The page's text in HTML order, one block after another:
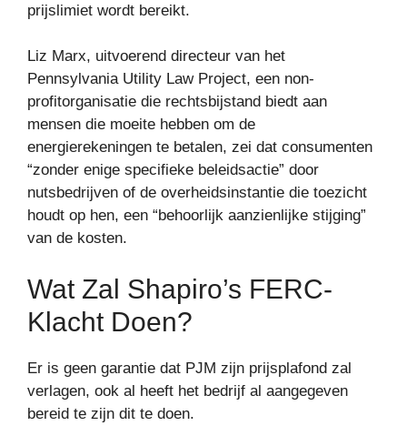
prijslimiet wordt bereikt.
Liz Marx, uitvoerend directeur van het
Pennsylvania Utility Law Project, een non-
profitorganisatie die rechtsbijstand biedt aan
mensen die moeite hebben om de
energierekeningen te betalen, zei dat consumenten
“zonder enige specifieke beleidsactie” door
nutsbedrijven of de overheidsinstantie die toezicht
houdt op hen, een “behoorlijk aanzienlijke stijging”
van de kosten.
Wat Zal Shapiro’s FERC-
Klacht Doen?
Er is geen garantie dat PJM zijn prijsplafond zal
verlagen, ook al heeft het bedrijf al aangegeven
bereid te zijn dit te doen.